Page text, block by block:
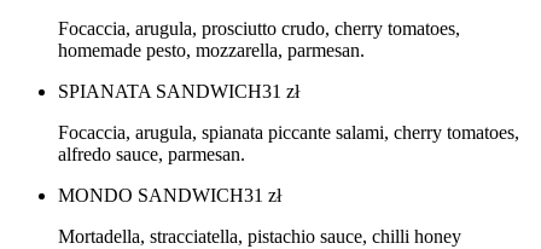
Focaccia, arugula, prosciutto crudo, cherry tomatoes,
homemade pesto, mozzarella, parmesan.
SPIANATA SANDWICH31 zł
Focaccia, arugula, spianata piccante salami, cherry tomatoes,
alfredo sauce, parmesan.
MONDO SANDWICH31 zł
Mortadella, stracciatella, pistachio sauce, chilli honey